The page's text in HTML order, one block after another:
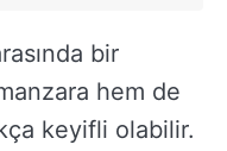
bir
hem de
keyifli olabilir.